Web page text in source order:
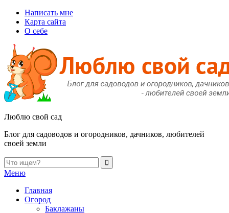
Написать мне
Карта сайта
О себе
Люблю свой сад
Блог для садоводов и огородников, дачников, любителей
своей земли
Меню
Главная
Огород
Баклажаны